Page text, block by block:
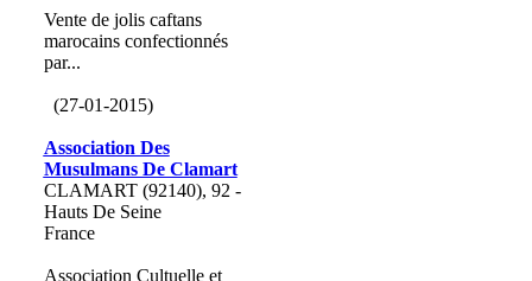
Vente de jolis caftans
marocains confectionnés
par...
(27-01-2015)
Association Des
Musulmans De Clamart
CLAMART (92140), 92 -
Hauts De Seine
France
Association Cultuelle et